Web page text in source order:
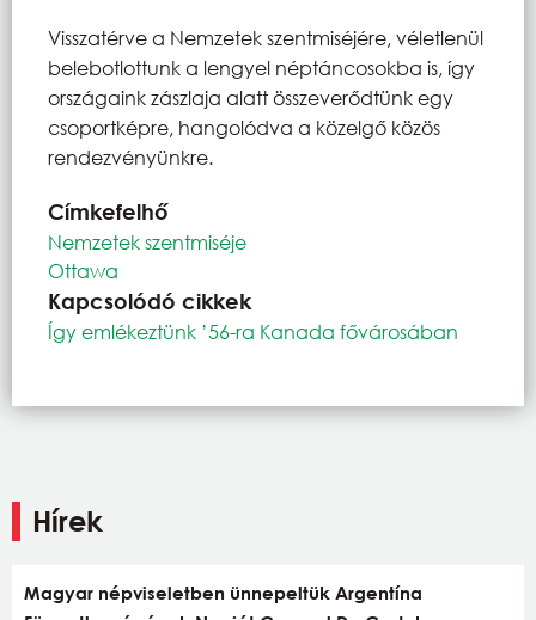
Visszatérve a Nemzetek szentmiséjére, véletlenül
belebotlottunk a lengyel néptáncosokba is, így
országaink zászlaja alatt összeverődtünk egy
csoportképre, hangolódva a közelgő közös
rendezvényünkre.
Címkefelhő
Nemzetek szentmiséje
Ottawa
Kapcsolódó cikkek
Így emlékeztünk ’56-ra Kanada fővárosában
Hírek
Magyar népviseletben ünnepeltük Argentína